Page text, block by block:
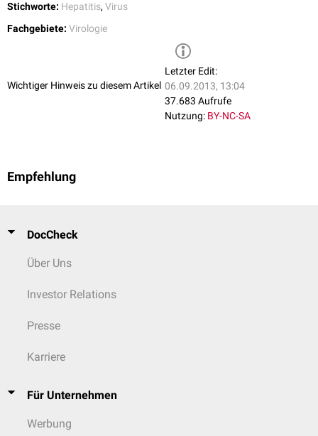
Stichworte: Hepatitis, Virus
Fachgebiete: Virologie
Wichtiger Hinweis zu diesem Artikel
Letzter Edit:
06.09.2013, 13:04
37.683 Aufrufe
Nutzung: BY-NC-SA
Empfehlung
DocCheck
Über Uns
Investor Relations
Presse
Karriere
Für Unternehmen
Werbung